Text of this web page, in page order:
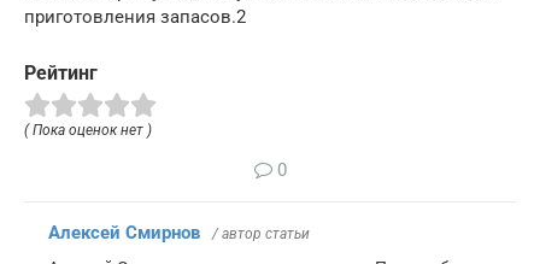
приготовления запасов.2
Рейтинг
( Пока оценок нет )
0
Алексей Смирнов / автор статьи